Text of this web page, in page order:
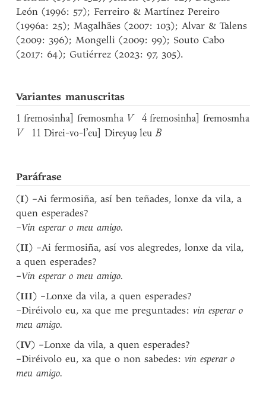
León (1996: 57); Ferreiro & Martínez Pereiro
(1996a: 25); Magalhães (2007: 103); Alvar & Talens
(2009: 396); Mongelli (2009: 99); Souto Cabo
(2017: 64); Gutiérrez (2023: 97, 305).
Variantes manuscritas
1 fremosinha] fremosmha V 4 fremosinha] fremosmha
V 11 Direi-vo-l’eu] Direyuꝯ leuB
Paráfrase
(I) –Ai fermosiña, así ben teñades, lonxe da vila, a
quen esperades?
–Vin esperar o meu amigo.
(II) –Ai fermosiña, así vos alegredes, lonxe da vila,
a quen esperades?
–Vin esperar o meu amigo.
(III) –Lonxe da vila, a quen esperades?
–Diréivolo eu, xa que me preguntades:vin esperar o
meu amigo.
(IV) –Lonxe da vila, a quen esperades?
–Diréivolo eu, xa que o non sabedes:vin esperar o
meu amigo.